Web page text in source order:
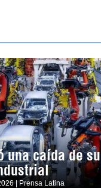
caída de su
| Prensa Latina